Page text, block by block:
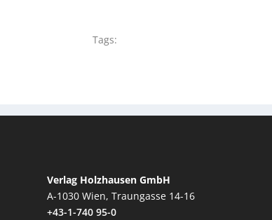
Tags:
Verlag Holzhausen GmbH
A-1030 Wien, Traungasse 14-16
+43-1-740 95-0